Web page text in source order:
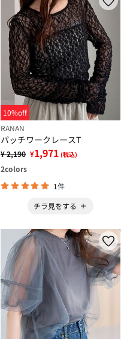
10%off
RANAN
パッチワークレースT
¥ 2,190 ¥1,971 (税込)
2colors
1件
チラ見をする